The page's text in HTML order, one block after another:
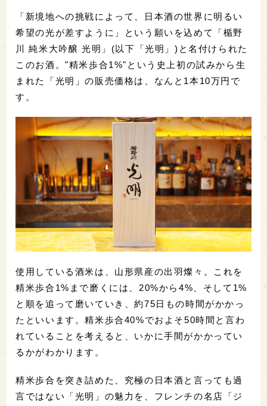
「新境地への挑戦によって、日本酒の世界に明るい
希望の光が差すように」という願いを込めて「楯野
川 純米大吟醸 光明」(以下「光明」)と名付けられた
このお酒。"精米歩合1%"という史上初の試みから生
まれた「光明」の販売価格は、なんと1本10万円で
す。
使用している酒米は、山形県産の出羽燦々。これを
精米歩合1%まで磨くには、20%から4%、そして1%
と順を追って磨いていき、約75日もの時間がかかっ
たといいます。精米歩合40%でおよそ50時間と言わ
れていることを考えると、いかに手間がかかってい
るかがわかります。
精米歩合を突き詰めた、究極の日本酒と言っても過
言ではない「光明」の魅力を、フレンチの名店「ジ